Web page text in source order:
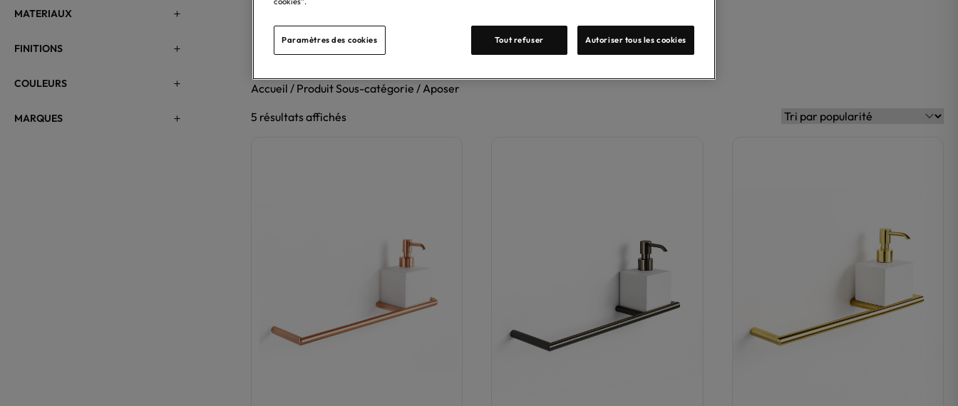
Accueil / Produit Sous-catégorie / Aposer
5 résultats affichésTrié
MATERIAUX
FINITIONS
COULEURS
MARQUES
Tout refuser Autoriser tous les cookies
Paramètres des cookies